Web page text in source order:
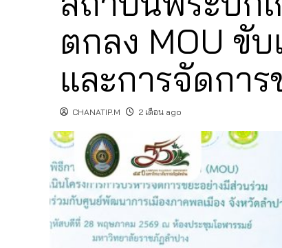
ตกลง MOU ขั
และการจัดกา
CHANATIP.M 2 เดือน ago